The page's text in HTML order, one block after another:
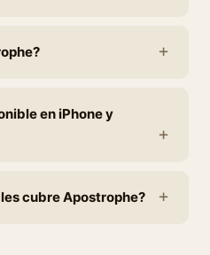
en iPhone y
cubre Apostrophe?